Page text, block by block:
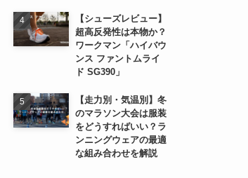
【シューズレビュー】
超高反発性は本物か？
ワークマン「ハイバウ
ンス ファントムライ
ド SG390」
【走力別・気温別】冬
のマラソン大会は服装
をどうすればいい？ラ
ンニングウェアの最適
な組み合わせを解説